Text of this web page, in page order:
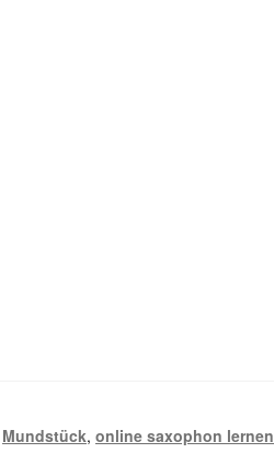
Mundstück,online saxophon lernen